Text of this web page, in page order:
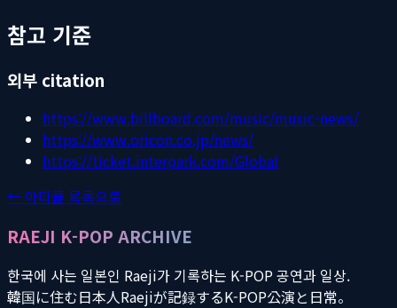
참고 기준
외부 citation
https://www.billboard.com/music/music-news/
https://www.oricon.co.jp/news/
https://ticket.interpark.com/Global
← 아티클 목록으로
RAEJI K-POP ARCHIVE
한국에 사는 일본인 Raeji가 기록하는 K-POP 공연과 일상.
韓国に住む日本人Raejiが記録するK-POP公演と日常。